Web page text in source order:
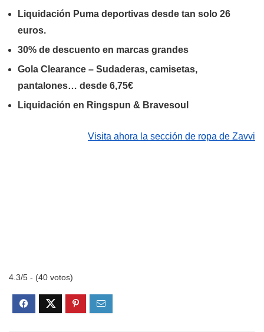
Liquidación Puma deportivas desde tan solo 26
euros.
30% de descuento en marcas grandes
Gola Clearance – Sudaderas, camisetas,
pantalones… desde 6,75€
Liquidación en Ringspun & Bravesoul
Visita ahora la sección de ropa de Zavvi
4.3/5 - (40 votos)